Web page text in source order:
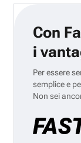
Con
i
Per essere
semplice e
Non sei